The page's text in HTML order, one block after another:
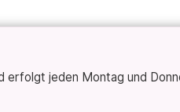
jeden Montag und